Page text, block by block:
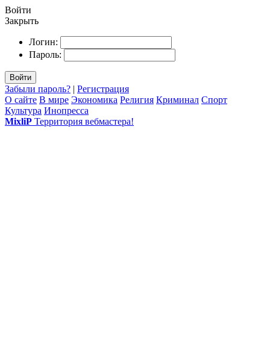
Войти
Закрыть
Логин:
Пароль:
Войти
Забыли пароль? | Регистрация
О сайте В мире Экономика Религия Криминал Спорт
Культура Инопресса
MixliP Территория вебмастера!